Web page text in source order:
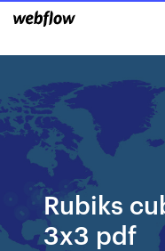
Rubiks
3x3 pdf